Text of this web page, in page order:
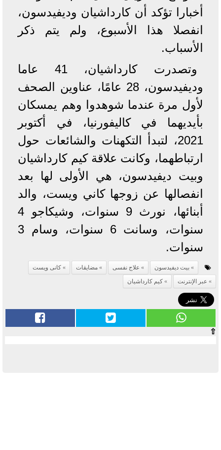
أخبارا تؤكد أن كارداشيان وديفيدسون،
انفصلا هذا الأسبوع، ولم يتم ذكر
الأسباب.
وتصدرت كارداشيان، 41 عاما
وديفيدسون، 28 عامًا، عناوين الصحف
لأول مرة عندما شوهدوا وهم يمسكان
بأيديهما في كاليفورنيا، في أكتوبر
2021، لتبدأ التكهنات والشائعات حول
ارتباطهما، وكانت علاقة كيم كارداشيان
وبيت ديفيدسون، هي الأولى لها بعد
انفصالها عن زوجها كاني ويست، والد
أبنائها، نورث 9 سنوات، وشيكاجو 4
سنوات، وسانت 6 سنوات، وسام 3
سنوات.
بيت ديفيدسون علاج نفسى مضايقات
كانى ويست
عبر الإنترنت
كيم كارداشيان
⇧